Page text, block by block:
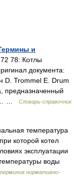
и
78: Котлы
документа:
D. Trommel E. Drum
предназначенный
…
Словарь-справочник
температура
которой котел
эксплуатации
воды
нормативно-